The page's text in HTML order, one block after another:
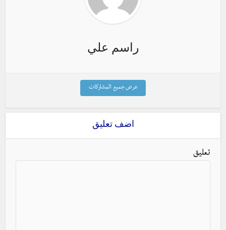
راسم علي
عرض جميع المشاركات
اضف تعليق
تعليق